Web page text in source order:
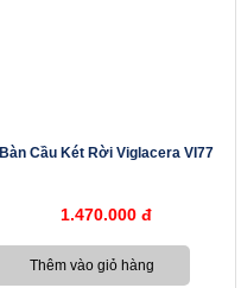
Bàn Cầu Két Rời Viglacera VI77
1.470.000 đ